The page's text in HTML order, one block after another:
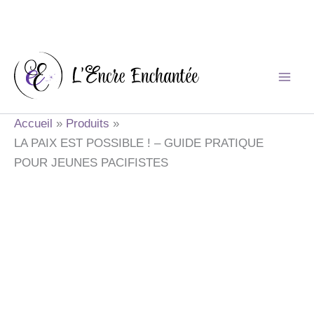
contenu
Accueil
Produits
LA PAIX EST POSSIBLE ! – GUIDE PRATIQUE
POUR JEUNES PACIFISTES